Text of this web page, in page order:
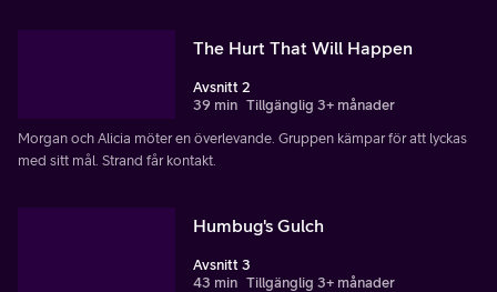
The Hurt That Will Happen
Avsnitt 2
39 min Tillgänglig 3+ månader
Morgan och Alicia möter en överlevande. Gruppen kämpar för att lyckas
med sitt mål. Strand får kontakt.
Humbug's Gulch
Avsnitt 3
43 min Tillgänglig 3+ månader